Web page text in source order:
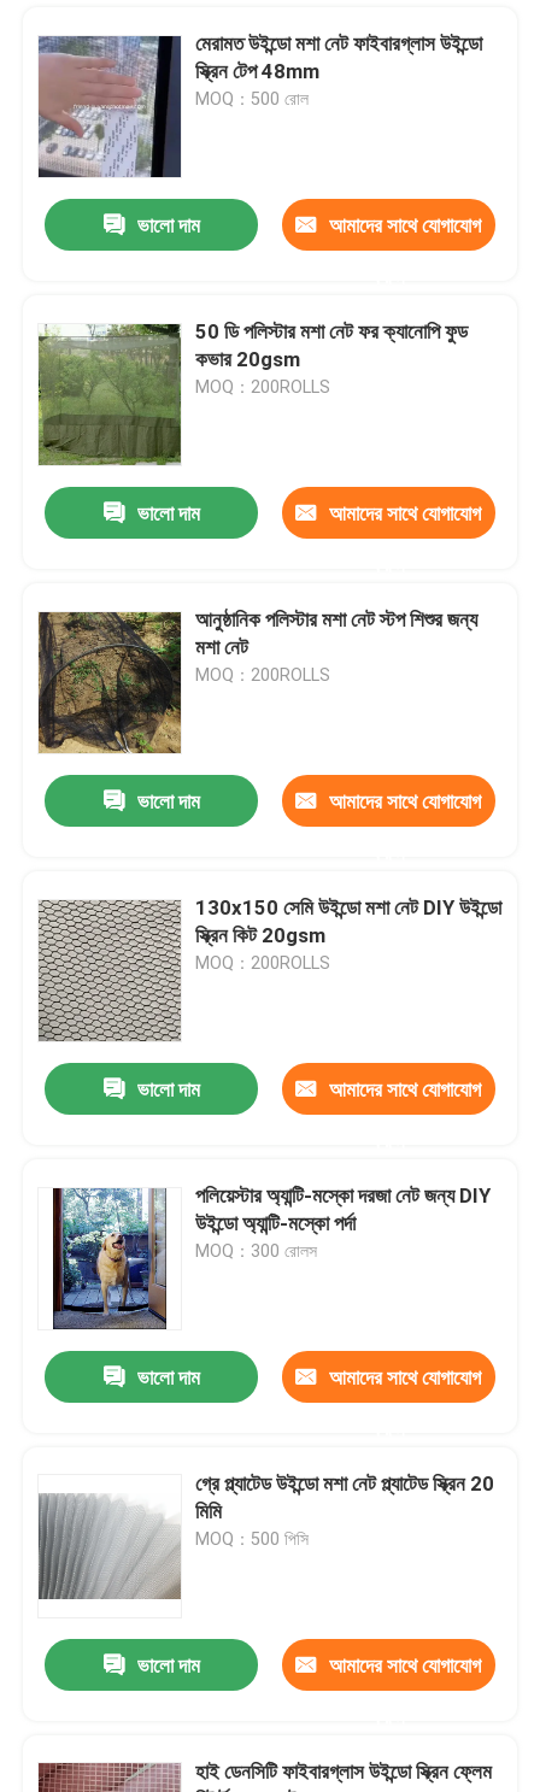
পণ্য
আমাদের সম্পর্কে
মান নিয়ন্ত্রণ
উদ্ধৃতির জন্য আবেদন
Russian website
চৌম্বকীয় জাল দরজার পর্দা
পিই শেড নেট
কৃষি পোকার জাল
পিই টারপুলিন
প্লাস্টিক জাল জাল
নাইলন তারের টাই
চৌম্বকীয় প্লাস্টিকের দরজার পর্দা
মেরামত উইন্ডো মশা নেট ফাইবারগ্লাস উইন্ডো
স্ক্রিন টেপ 48mm
MOQ：500 রোল
ভালো দাম আমাদের সাথে যোগাযোগ
50 ডি পলিস্টার মশা নেট ফর ক্যানোপি ফুড
কভার 20gsm
MOQ：200ROLLS
ভালো দাম আমাদের সাথে যোগাযোগ
আনুষ্ঠানিক পলিস্টার মশা নেট স্টপ শিশুর জন্য
মশা নেট
MOQ：200ROLLS
ভালো দাম আমাদের সাথে যোগাযোগ
130x150 সেমি উইন্ডো মশা নেট DIY উইন্ডো
স্ক্রিন কিট 20gsm
MOQ：200ROLLS
ভালো দাম আমাদের সাথে যোগাযোগ
পলিয়েস্টার অ্যান্টি-মস্কো দরজা নেট জন্য DIY
উইন্ডো অ্যান্টি-মস্কো পর্দা
MOQ：300 রোলস
ভালো দাম আমাদের সাথে যোগাযোগ
গ্রে প্ল্যাটেড উইন্ডো মশা নেট প্ল্যাটেড স্ক্রিন 20
মিমি
MOQ：500 পিসি
ভালো দাম আমাদের সাথে যোগাযোগ
হাই ডেনসিটি ফাইবারগ্লাস উইন্ডো স্ক্রিন ফ্লেম